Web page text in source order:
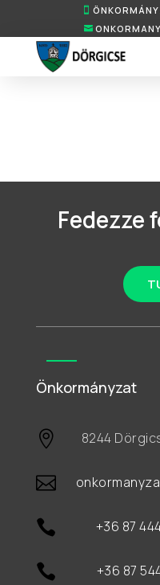
Fedezze
Önkormányzat
 8244

 +36 87
 +36 87